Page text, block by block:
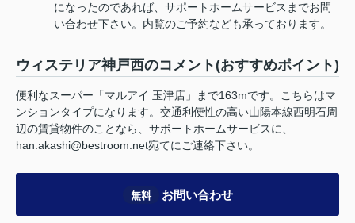
になったのであれば、サポートホームサービスまでお問
い合わせ下さい。内覧のご予約なども承っております。
ウィステリア神戸西のコメント(おすすめポイント)
便利なスーパー「マルアイ 玉津店」まで163mです。こちらはマ
ンションタイプになります。交通利便性の高い山陽本線西明石周
辺の賃貸物件のことなら、サポートホームサービスに、
han.akashi@bestroom.net宛てにご連絡下さい。
無料 お問い合わせ